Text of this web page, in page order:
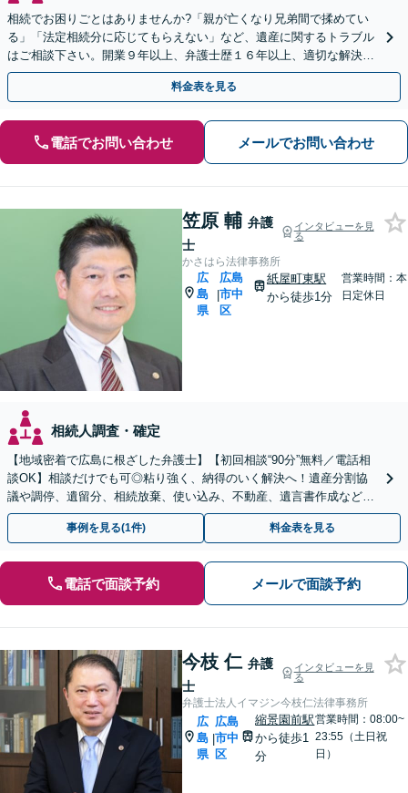
相続でお困りごとはありませんか?「親が亡くなり兄弟間で揉めてい
る」「法定相続分に応じてもらえない」など、遺産に関するトラブル
はご相談下さい。開業９年以上、弁護士歴１６年以上、適切な解決が
モットーです。【休日・夜間対応】【女学院前駅1分】
料金表を見る
電話でお問い合わせ メールでお問い合わせ
笠原 輔 弁護
士
インタビューを見
る
かさはら法律事務所
広
島
県
|
広島
市中
区
紙屋町東駅
から徒歩1分
営業時間：本
日定休日
相続人調査・確定
【地域密着で広島に根ざした弁護士】【初回相談“90分”無料／電話相
談OK】相談だけでも可◎粘り強く、納得のいく解決へ！遺産分割協
議や調停、遺留分、相続放棄、使い込み、不動産、遺言書作成など、
実績豊富。状況に応じて税理士や司法書士などご紹介。
事例を見る(1件) 料金表を見る
電話で面談予約 メールで面談予約
今枝 仁 弁護
士
インタビューを見
る
弁護士法人イマジン今枝仁法律事務所
広
島
県
|
広島
市中
区
縮景園前駅
から徒歩1
分
営業時間：08:00~
23:55（土日祝
日）